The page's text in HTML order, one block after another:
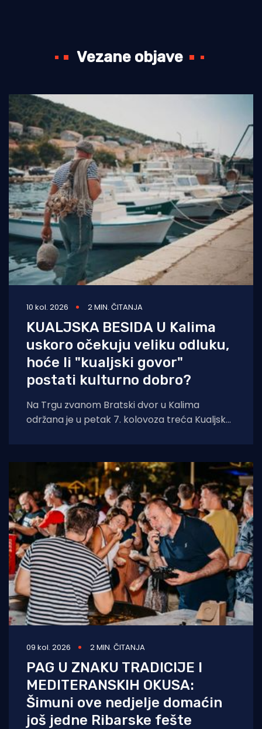
Vezane objave
10 kol. 2026 2 MIN. ČITANJA
KUALJSKA BESIDA U Kalima
uskoro očekuju veliku odluku,
hoće li "kualjski govor"
postati kulturno dobro?
Na Trgu zvanom Bratski dvor u Kalima
održana je u petak 7. kolovoza treća Kualjska
09 kol. 2026 2 MIN. ČITANJA
PAG U ZNAKU TRADICIJE I
MEDITERANSKIH OKUSA:
Šimuni ove nedjelje domaćin
još jedne Ribarske fešte